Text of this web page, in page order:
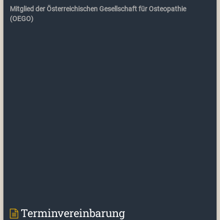
Mitglied der Österreichischen Gesellschaft für Osteopathie
(OEGO)
Terminvereinbarung